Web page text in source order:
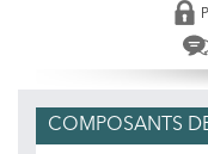
COMPOSANTS